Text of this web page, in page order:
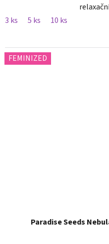
3 ks
5 ks 10 ks
FEMINIZED
Paradise Seeds